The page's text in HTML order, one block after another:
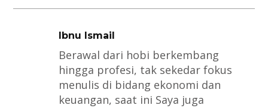
Ibnu Ismail
Berawal dari hobi berkembang
hingga profesi, tak sekedar fokus
menulis di bidang ekonomi dan
keuangan, saat ini Saya juga